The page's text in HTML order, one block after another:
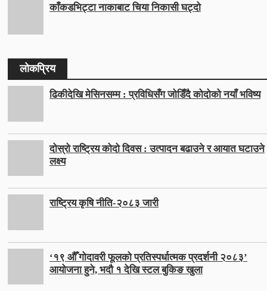
काँकडभिट्टा नाकाबाट चिया निकासी घट्दो
लोकप्रिय
ढिकीदेखि मेसिनसम्म : प्रविधिसँग जोडिँदै कोदोको नयाँ भविष्य
दोस्रो राष्ट्रिय कोदो दिवस : उत्पादन बढाउने र आयात घटाउने
लक्ष्य
राष्ट्रिय कृषि नीति-२०८३ जारी
‘१९ औँ गोदावरी फूलको प्रतिस्पर्धात्मक प्रदर्शनी २०८३’
आयोजना हुने, भदौ १ देखि स्टल बुकिङ खुला